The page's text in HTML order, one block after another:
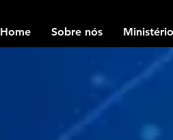
Home Sobre nós